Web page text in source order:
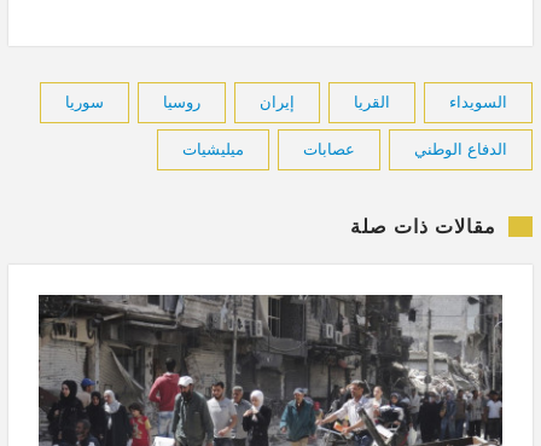
السويداء القريا إيران روسيا سوريا
الدفاع الوطني عصابات ميليشيات
مقالات ذات صلة